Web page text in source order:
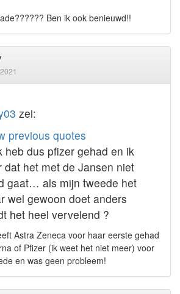
Ben ik ook benieuwd!!
zei:
previous quotes
heb dus pfizer gehad en ik
dat het met de Jansen niet
gaat… als mijn tweede het
wel gewoon doet anders
het heel vervelend ?
Astra Zeneca voor haar eerste gehad
of Pfizer (ik weet het niet meer) voor
en was geen probleem!